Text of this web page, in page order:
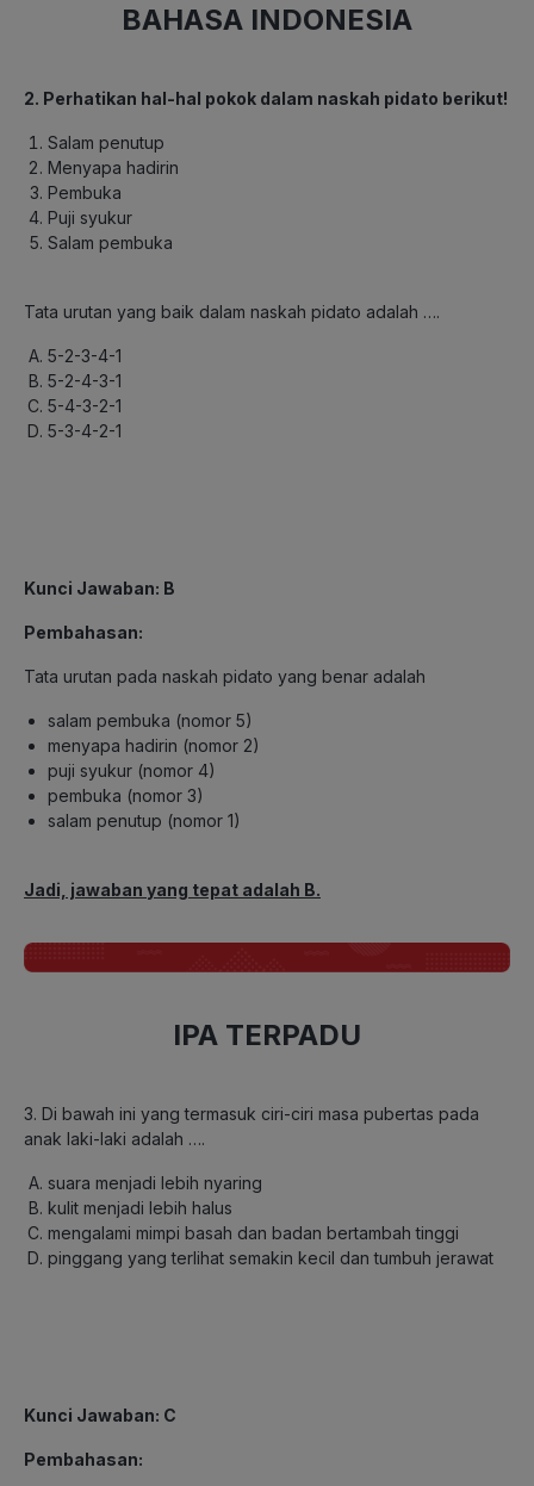
BAHASA INDONESIA
2. Perhatikan hal-hal pokok dalam naskah pidato berikut!
Salam penutup
Menyapa hadirin
Pembuka
Puji syukur
Salam pembuka
Tata urutan yang baik dalam naskah pidato adalah ….
5-2-3-4-1
5-2-4-3-1
5-4-3-2-1
5-3-4-2-1
Kunci Jawaban: B
Pembahasan:
Tata urutan pada naskah pidato yang benar adalah
salam pembuka (nomor 5)
menyapa hadirin (nomor 2)
puji syukur (nomor 4)
pembuka (nomor 3)
salam penutup (nomor 1)
Jadi, jawaban yang tepat adalah B.
IPA TERPADU
3. Di bawah ini yang termasuk ciri-ciri masa pubertas pada
anak laki-laki adalah ….
suara menjadi lebih nyaring
kulit menjadi lebih halus
mengalami mimpi basah dan badan bertambah tinggi
pinggang yang terlihat semakin kecil dan tumbuh jerawat
Kunci Jawaban: C
Pembahasan: